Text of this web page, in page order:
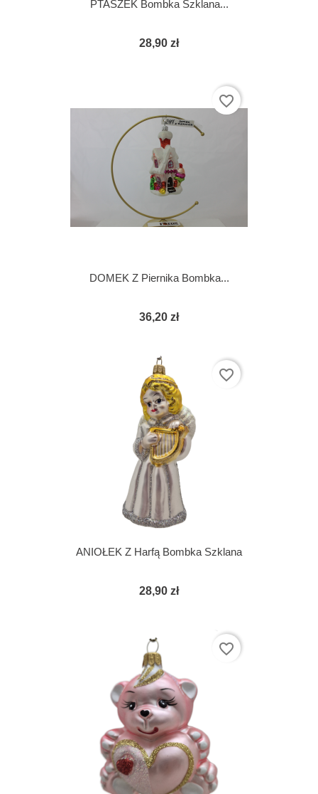
PTASZEK Bombka Szklana...
28,90 zł
DOMEK Z Piernika Bombka...
36,20 zł
favorite_border
ANIOŁEK Z Harfą Bombka Szklana
28,90 zł
favorite_border
favorite_border